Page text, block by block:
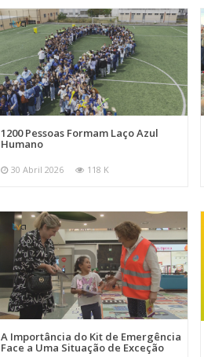
1200 Pessoas Formam Laço Azul
Humano
30 Abril 2026 118 K
A Importância do Kit de Emergência
Face a Uma Situação de Exceção